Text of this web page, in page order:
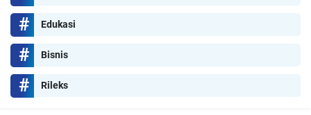
Edukasi
Bisnis
Rileks